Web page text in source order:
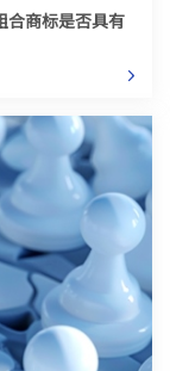
合商标是否具有